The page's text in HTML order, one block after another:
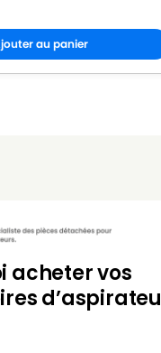
au panier
acheter vos